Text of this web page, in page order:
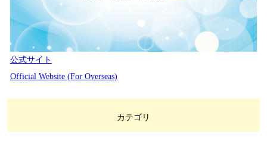
公式サイト
Official Website (For Overseas)
カテゴリ